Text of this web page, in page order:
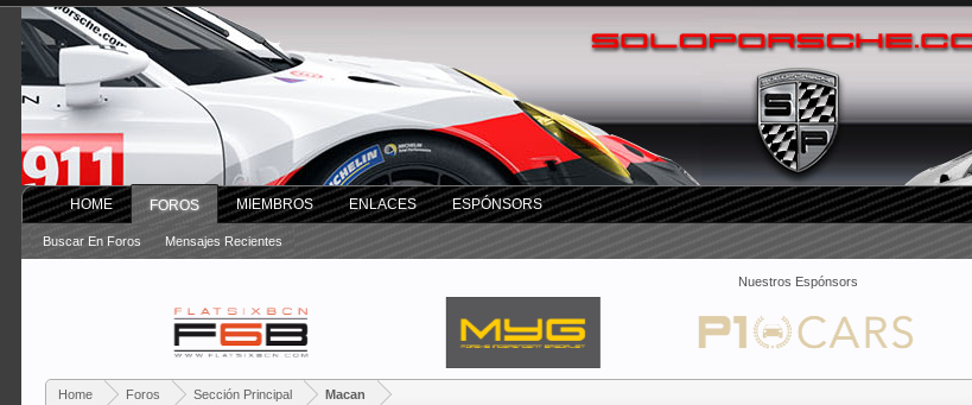
Nuestros Espónsors
Home Foros Sección Principal Macan
HOME FOROS
Buscar En Foros Mensajes Recientes
MIEMBROS ENLACES ESPÓNSORS